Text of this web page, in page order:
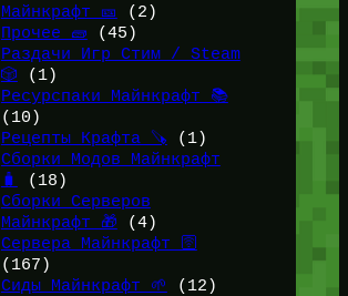
Майнкрафт 🎫
(2)
Прочее 🧱 (45)
Раздачи Игр Стим / Steam
🎲 (1)
Ресурспаки Майнкрафт 📚
(10)
Рецепты Крафта 🪚 (1)
Сборки Модов Майнкрафт
🧳
(18)
Сборки Серверов
Майнкрафт 🎁 (4)
Сервера Майнкрафт 🛜
(167)
Сиды Майнкрафт 🌱
(12)